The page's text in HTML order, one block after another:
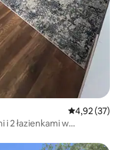
Średnia
4,92 (37)
i 2 łazienkami w